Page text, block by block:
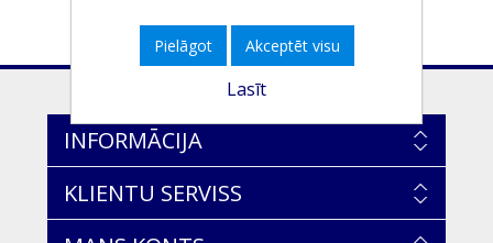
INFORMĀCIJA
KLIENTU SERVISS
Pielāgot Akceptēt visu
Lasīt